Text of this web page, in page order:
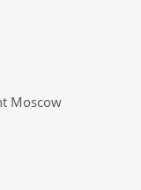
Moscow